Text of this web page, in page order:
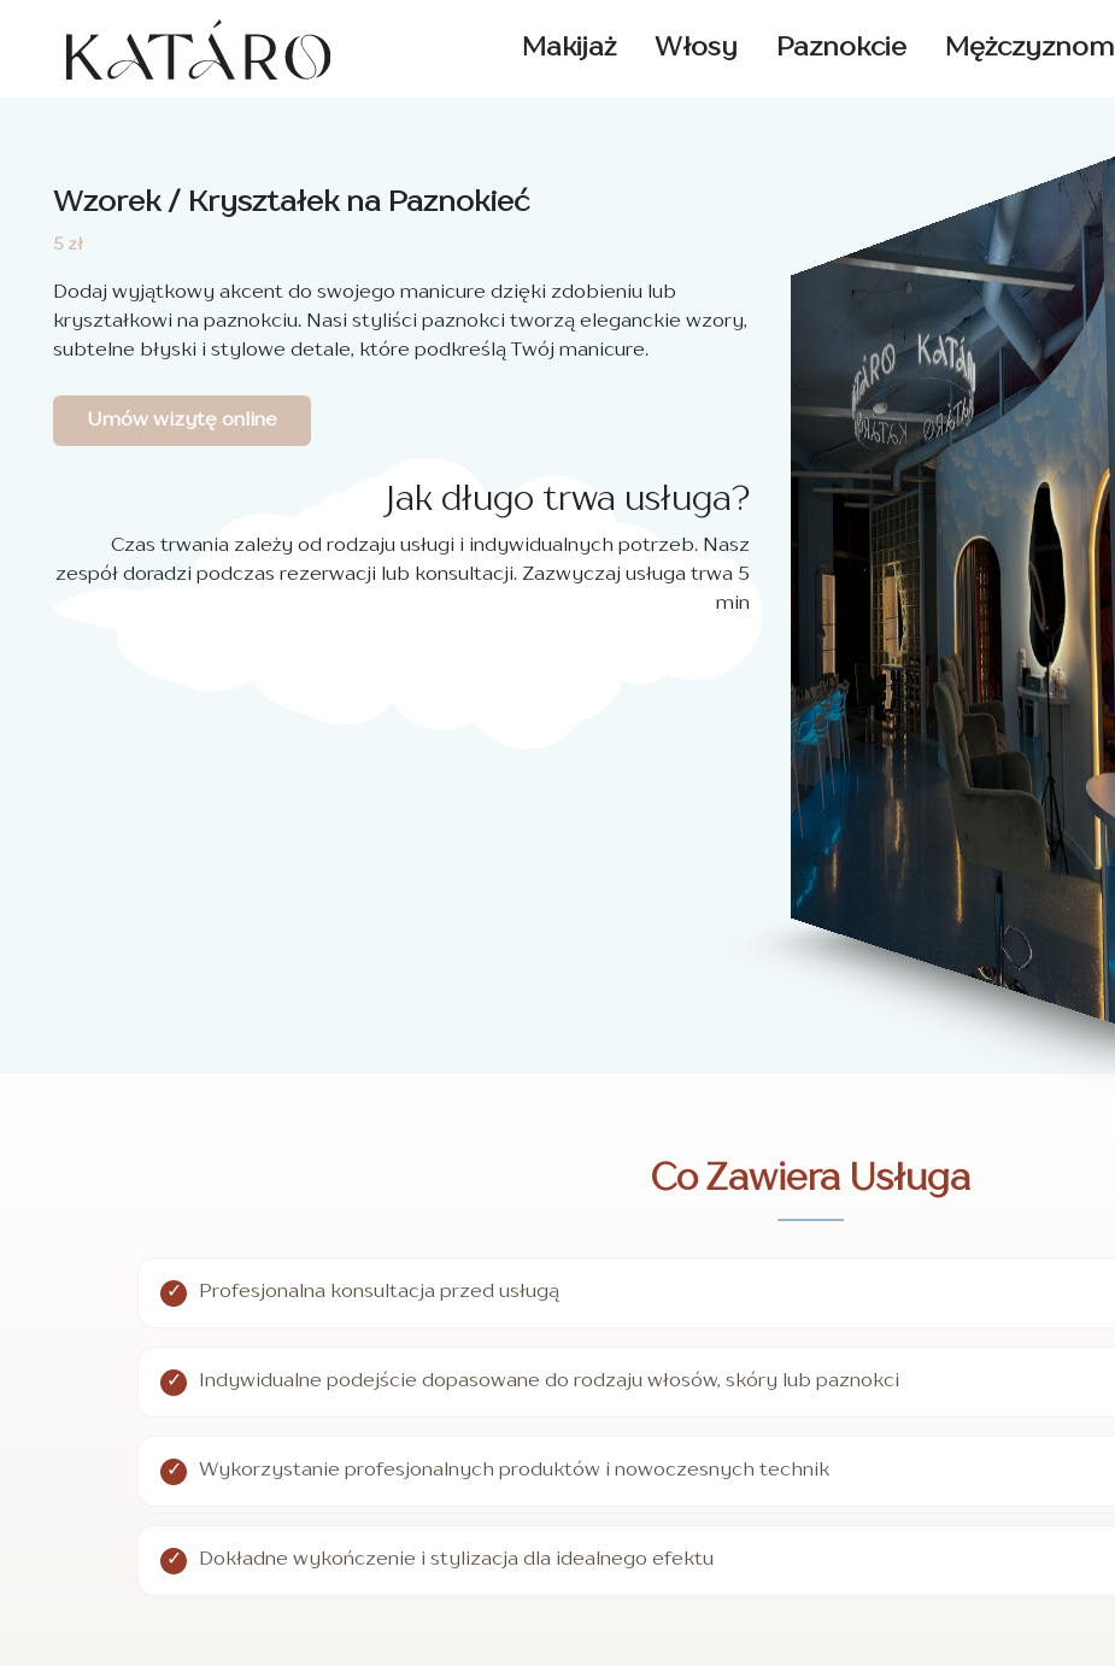
Makijaż Włosy Paznokcie Mężczyznom
Wzorek / Kryształek na Paznokieć
5 zł
Dodaj wyjątkowy akcent do swojego manicure dzięki zdobieniu lub
kryształkowi na paznokciu. Nasi styliści paznokci tworzą eleganckie wzory,
subtelne błyski i stylowe detale, które podkreślą Twój manicure.
Umów wizytę online
Jak długo trwa usługa?
Czas trwania zależy od rodzaju usługi i indywidualnych potrzeb. Nasz
zespół doradzi podczas rezerwacji lub konsultacji. Zazwyczaj usługa trwa 5
min
Co Zawiera Usługa
Profesjonalna konsultacja przed usługą
Indywidualne podejście dopasowane do rodzaju włosów, skóry lub paznokci
Wykorzystanie profesjonalnych produktów i nowoczesnych technik
Dokładne wykończenie i stylizacja dla idealnego efektu